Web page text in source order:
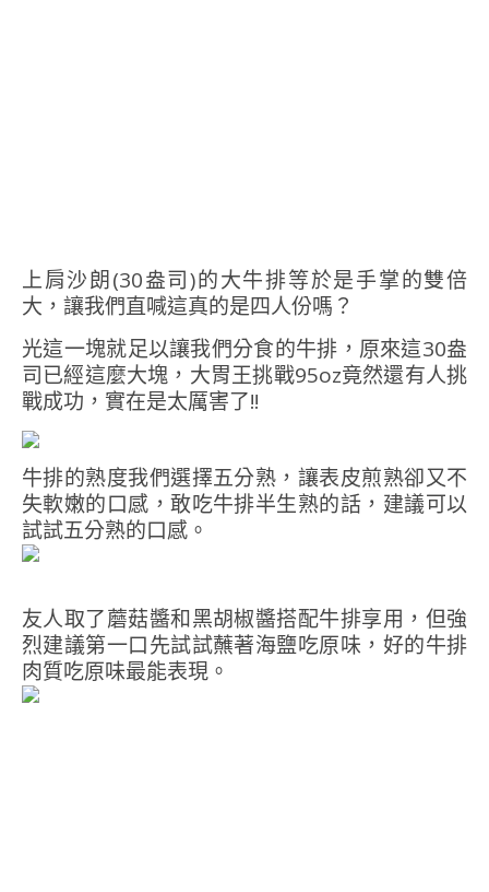
上肩沙朗(30盎司)的大牛排等於是手掌的雙倍
大，讓我們直喊這真的是四人份嗎？
光這一塊就足以讓我們分食的牛排，原來這30盎
司已經這麼大塊，大胃王挑戰95oz竟然還有人挑
戰成功，實在是太厲害了!!
牛排的熟度我們選擇五分熟，讓表皮煎熟卻又不
失軟嫩的口感，敢吃牛排半生熟的話，建議可以
試試五分熟的口感。
友人取了蘑菇醬和黑胡椒醬搭配牛排享用，但強
烈建議第一口先試試蘸著海鹽吃原味，好的牛排
肉質吃原味最能表現。